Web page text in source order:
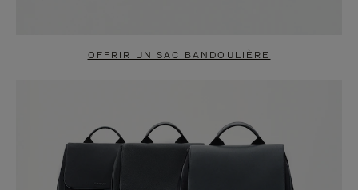
OFFRIR UN SAC BANDOULIÈRE